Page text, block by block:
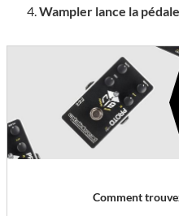
Wampler lance la
Comment